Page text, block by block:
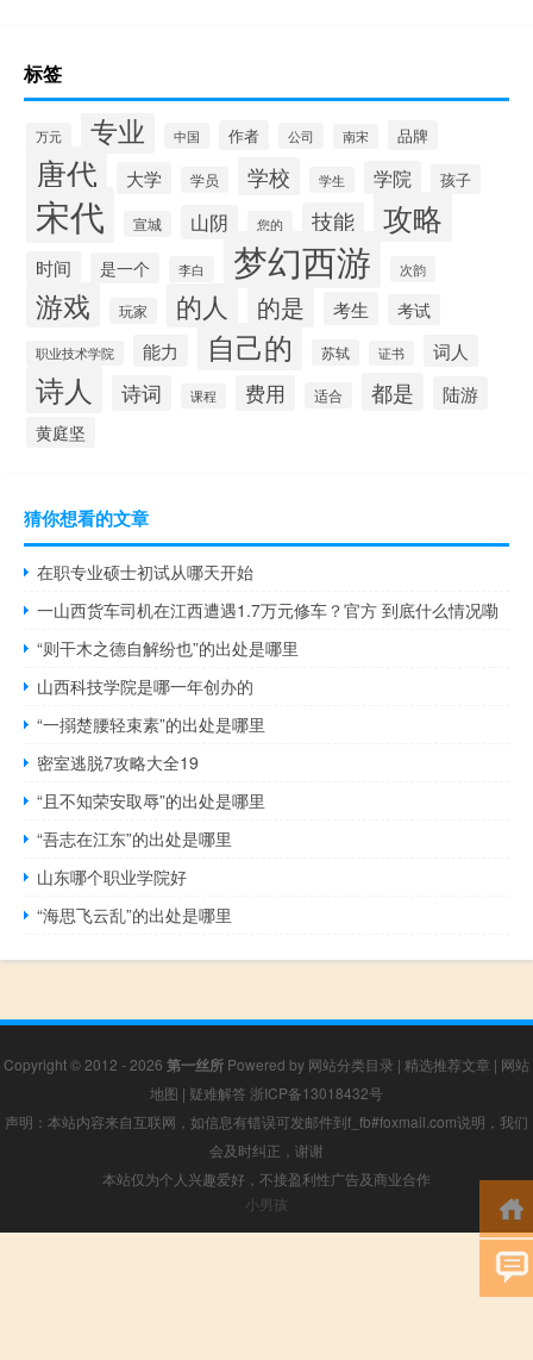
标签
万元 专业 中国 作者 公司 南宋 品牌
唐代 大学 学员 学校 学生 学院 孩子
宋代 宣城 山阴 您的 技能 攻略
时间 是一个 李白 梦幻西游 次韵
游戏 玩家 的人 的是 考生 考试
职业技术学院 能力 自己的 苏轼 证书 词人
诗人 诗词 课程 费用 适合 都是 陆游
黄庭坚
猜你想看的文章
在职专业硕士初试从哪天开始
一山西货车司机在江西遭遇1.7万元修车？官方 到底什么情况嘞
“则干木之德自解纷也”的出处是哪里
山西科技学院是哪一年创办的
“一搦楚腰轻束素”的出处是哪里
密室逃脱7攻略大全19
“且不知荣安取辱”的出处是哪里
“吾志在江东”的出处是哪里
山东哪个职业学院好
“海思飞云乱”的出处是哪里
Copyright © 2012 - 2026 第一丝所 Powered by 网站分类目录 | 精选推荐文章 | 网站
地图 | 疑难解答 浙ICP备13018432号
声明：本站内容来自互联网，如信息有错误可发邮件到f_fb#foxmail.com说明，我们
会及时纠正，谢谢
本站仅为个人兴趣爱好，不接盈利性广告及商业合作
小男孩